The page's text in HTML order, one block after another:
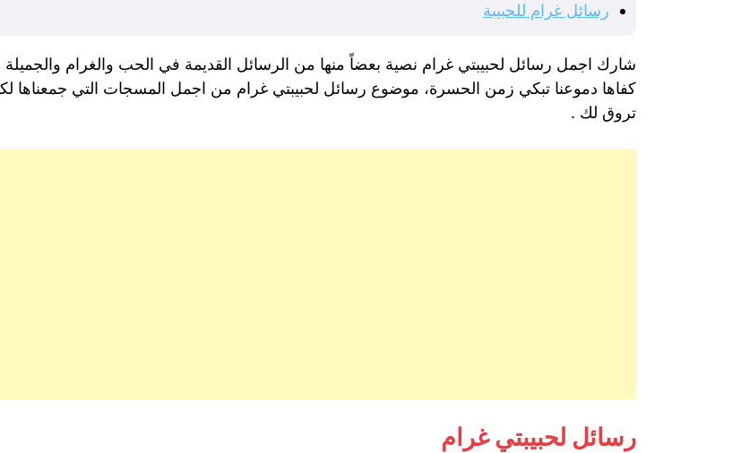
رسائل غرام للحبيبة
شارك اجمل رسائل لحبيبتي غرام نصية بعضاً منها من الرسائل القديمة في الحب والغرام
كفاها دموعنا تبكي زمن الحسرة، موضوع رسائل لحبيبتي غرام من اجمل المسجات التي جمعناها
تروق لك .
رسائل لحبيبتي غرام